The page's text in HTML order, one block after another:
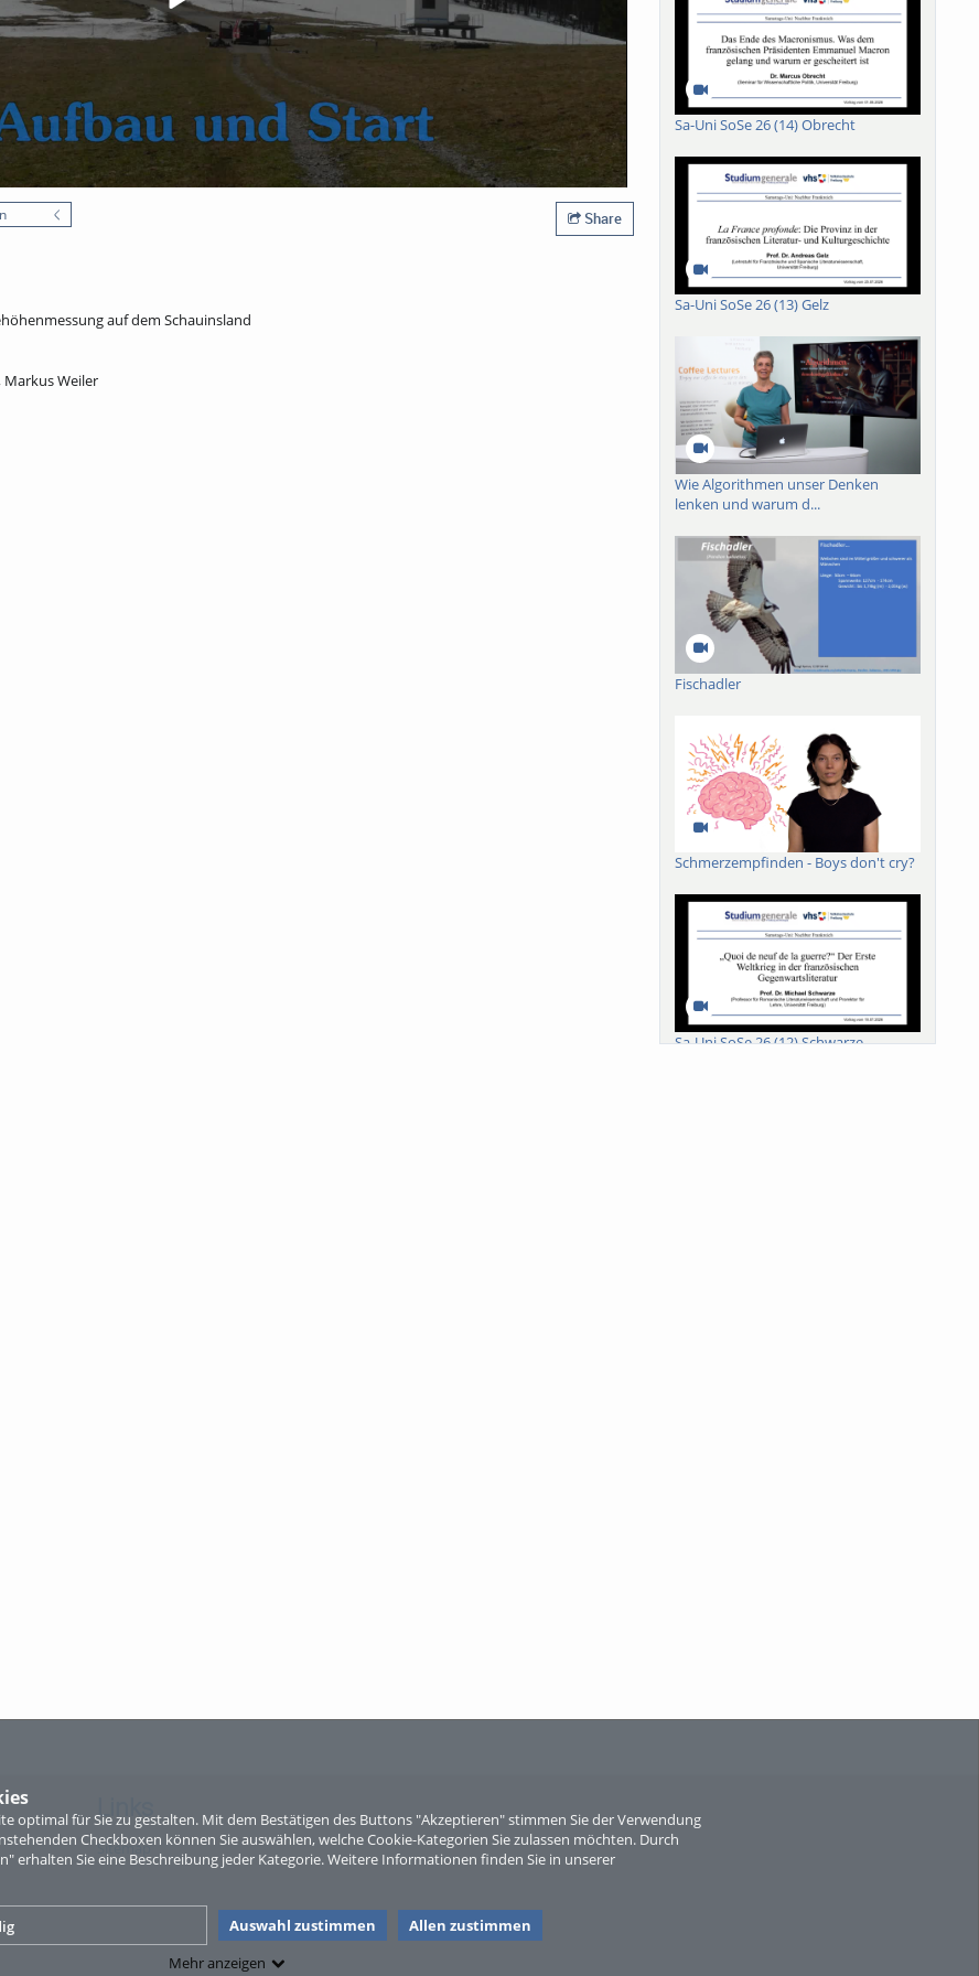
optimal für Sie zu gestalten. Mit dem Bestätigen des Buttons "Akzeptieren" stimmen Sie der Verwendung
Checkboxen können Sie auswählen, welche Cookie-Kategorien Sie zulassen möchten. Durch
erhalten Sie eine Beschreibung jeder Kategorie. Weitere Informationen finden Sie in unserer
Auswahl zustimmen
Allen zustimmen
Mehr anzeigen
Share
auf dem Schauinsland
Markus Weiler
Sa-Uni SoSe 26 (14) Obrecht
Sa-Uni SoSe 26 (13) Gelz
Wie Algorithmen unser Denken
lenken und warum d...
Fischadler
Schmerzempfinden - Boys don't cry?
Sa-Uni SoSe 26 (12) Schwarze
Sperber
Links
Sitemap